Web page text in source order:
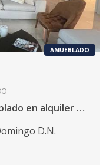
AMUEBLADO
Moderno apartamento amueblado en alquiler en Serralles
D.N.